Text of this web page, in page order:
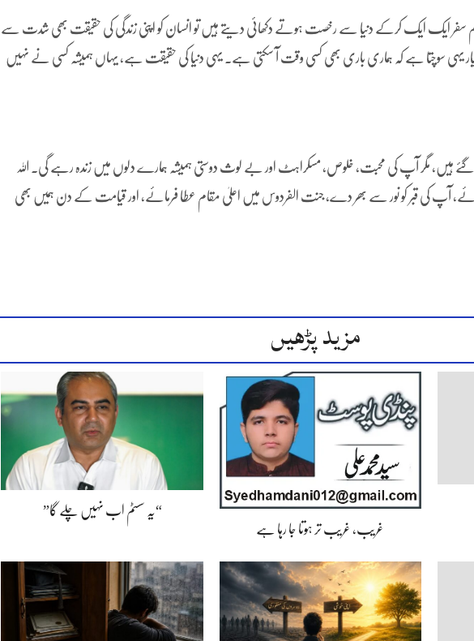
سفر ایک ایک کرکے دنیا سے رخصت ہوتے دکھائی دیتے ہیں تو انسان کو اپنی زندگی کی حقیقت بھی شدت سے
سوچتا ہے کہ ہماری باری بھی کسی وقت آ سکتی ہے۔ یہی دنیا کی حقیقت ہے، یہاں ہمیشہ کسی نے نہیں
گئے ہیں، مگر آپ کی محبت، خلوص، مسکراہٹ اور بے لوث دوستی ہمیشہ ہمارے دلوں میں زندہ رہے گی۔ اللہ
آپ کی قبر کو نور سے بھر دے، جنت الفردوس میں اعلیٰ مقام عطا فرمائے، اور قیامت کے دن ہمیں بھی
مزید پڑھیں
غریب، غریب تر ہوتا جا رہا ہے
“یہ سسٹم اب نہیں چلے گا”